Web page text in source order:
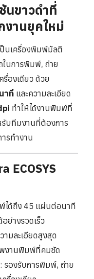
นขาวดำที่
านยุคใหม่
ป็นเครื่องพิมพ์มัลติ
นการพิมพ์, ถ่าย
รื่องเดียว ด้วย
าที และความละเอียด
ทำให้ได้งานพิมพ์ที่
บทีมงานที่ต้องการ
รทำงาน
ECOSYS
ได้ถึง 45 แผ่นต่อนาที
ย่างรวดเร็ว
ามละเอียดสูงสุด
งานพิมพ์ที่คมชัด
: รองรับการพิมพ์, ถ่าย